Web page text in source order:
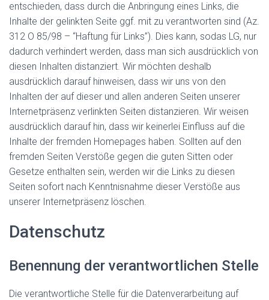
entschieden, dass durch die Anbringung eines Links, die
Inhalte der gelinkten Seite ggf. mit zu verantworten sind (Az.
312 O 85/98 – “Haftung für Links”). Dies kann, sodas LG, nur
dadurch verhindert werden, dass man sich ausdrücklich von
diesen Inhalten distanziert. Wir möchten deshalb
ausdrücklich darauf hinweisen, dass wir uns von den
Inhalten der auf dieser und allen anderen Seiten unserer
Internetpräsenz verlinkten Seiten distanzieren. Wir weisen
ausdrücklich darauf hin, dass wir keinerlei Einfluss auf die
Inhalte der fremden Homepages haben. Sollten auf den
fremden Seiten Verstöße gegen die guten Sitten oder
Gesetze enthalten sein, werden wir die Links zu diesen
Seiten sofort nach Kenntnisnahme dieser Verstöße aus
unserer Internetpräsenz löschen.
Datenschutz
Benennung der verantwortlichen Stelle
Die verantwortliche Stelle für die Datenverarbeitung auf